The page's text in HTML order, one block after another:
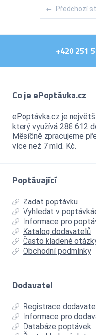
← Předchozí
+420 251
Co je ePoptávka.cz
ePoptávka.cz je
který využívá 288 612
Měsíčně zpracujeme
více než 7 mld. Kč.
Poptávající
Zadat poptávku
Vyhledat v
Informace pro
Katalog dodavatelů
Často kladené
Obchodní podmínky
Dodavatel
Registrace
Informace pro
Databáze poptávek